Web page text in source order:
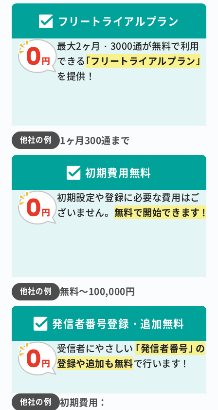
フリートライアルプラン
最大2ヶ月・3000通が無料で利用
できる｢フリートライアルプラン｣
を提供！
他社の例 1ヶ月300通まで
初期費用無料
初期設定や登録に必要な費用はご
ざいません。 無料で開始できます !
他社の例 無料～100,000円
発信者番号登録・追加無料
受信者にやさしい ｢発信者番号｣ の
登録や追加も無料で行います !
他社の例
初期費用：